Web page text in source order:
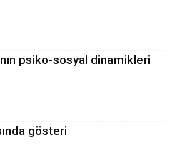
psiko-sosyal dinamikleri
gösteri